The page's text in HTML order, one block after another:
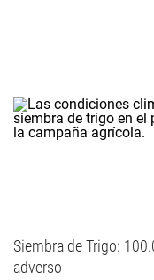
Siembra de Trigo:
adverso